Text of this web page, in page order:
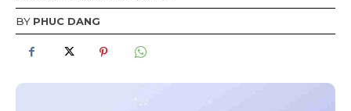
BY PHUC DANG